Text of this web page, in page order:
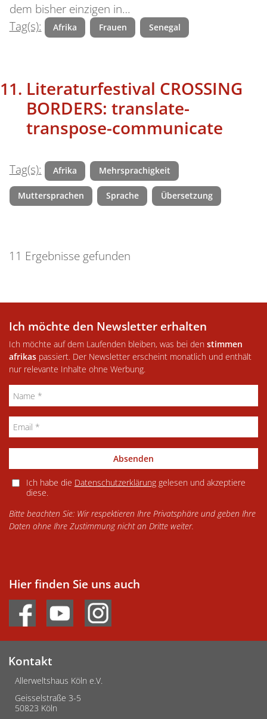
dem bisher einzigen in…
Tag(s):
Afrika Frauen Senegal
Literaturfestival CROSSING
BORDERS: translate-
transpose-communicate
Tag(s): Afrika Mehrsprachigkeit
Muttersprachen Sprache Übersetzung
11 Ergebnisse gefunden
Ich möchte den Newsletter erhalten
Ich möchte auf dem Laufenden bleiben, was bei den stimmen
afrikas passiert. Der Newsletter erscheint monatlich und enthält
nur relevante Inhalte ohne Werbung.
Absenden
Ich habe die Datenschutzerklärunggelesen und akzeptiere
diese.
Bitte beachten Sie: Wir respektieren Ihre Privatsphäre und geben Ihre
Daten ohne Ihre Zustimmung nicht an Dritte weiter.
Hier finden Sie uns auch
Kontakt
Allerweltshaus Köln e.V.
Geisselstraße 3-5
50823 Köln